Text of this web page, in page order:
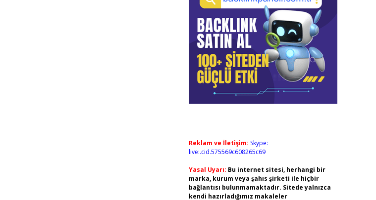
Reklam ve İletişim: Skype:
live:.cid.575569c608265c69
Yasal Uyarı: Bu internet sitesi, herhangi bir
marka, kurum veya şahıs şirketi ile hiçbir
bağlantısı bulunmamaktadır. Sitede yalnızca
kendi hazırladığımız makaleler